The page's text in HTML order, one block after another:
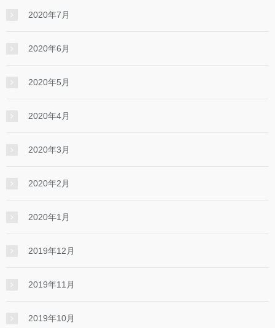
2020年7月
2020年6月
2020年5月
2020年4月
2020年3月
2020年2月
2020年1月
2019年12月
2019年11月
2019年10月